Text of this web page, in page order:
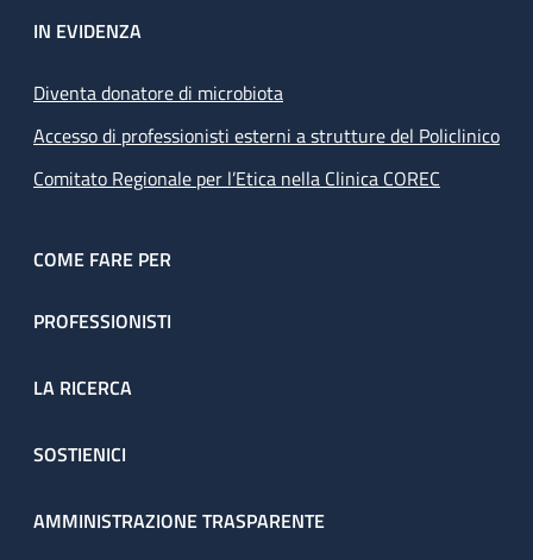
IN EVIDENZA
Diventa donatore di microbiota
Accesso di professionisti esterni a strutture del Policlinico
Comitato Regionale per l’Etica nella Clinica COREC
COME FARE PER
PROFESSIONISTI
LA RICERCA
SOSTIENICI
AMMINISTRAZIONE TRASPARENTE